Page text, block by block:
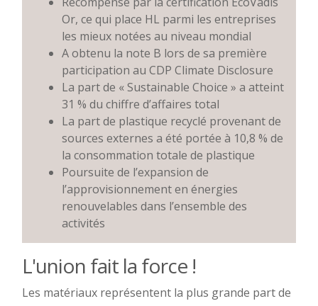
Or, ce qui place HL parmi les entreprises
les mieux notées au niveau mondial
A obtenu la note B lors de sa première
participation au CDP Climate Disclosure
La part de « Sustainable Choice » a atteint
31 % du chiffre d’affaires total
La part de plastique recyclé provenant de
sources externes a été portée à 10,8 % de
la consommation totale de plastique
Poursuite de l’expansion de
l’approvisionnement en énergies
renouvelables dans l’ensemble des
activités
L'union fait la force !
Les matériaux représentent la plus grande part de